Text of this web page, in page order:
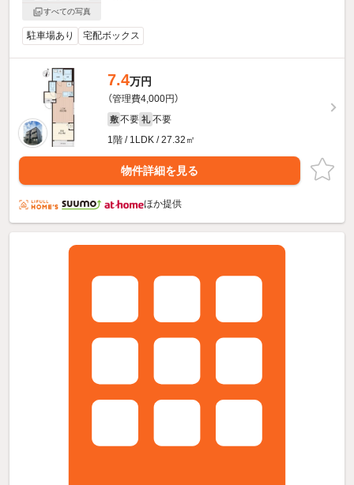
すべての写真
駐車場あり 宅配ボックス
7.4万円
（管理費4,000円）
敷 不要 礼 不要
1階 / 1LDK / 27.32㎡
物件詳細を見る
ほか提供